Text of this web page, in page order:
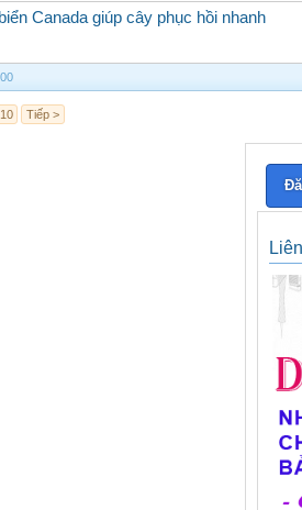
Canada giúp cây phục hồi nhanh
10 Tiếp >